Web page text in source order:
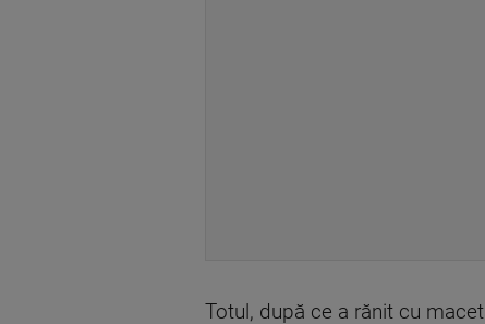
Totul, după ce a rănit cu